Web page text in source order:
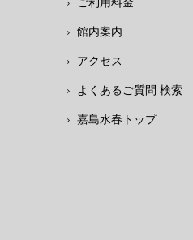
館内案内
アクセス
よくあるご質問 検索
嘉島水春トップ